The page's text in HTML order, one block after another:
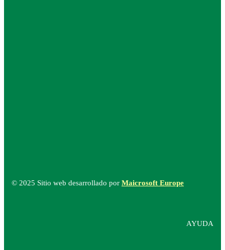
© 2025 Sitio web desarrollado por Maicrosoft Europe
AYUDA